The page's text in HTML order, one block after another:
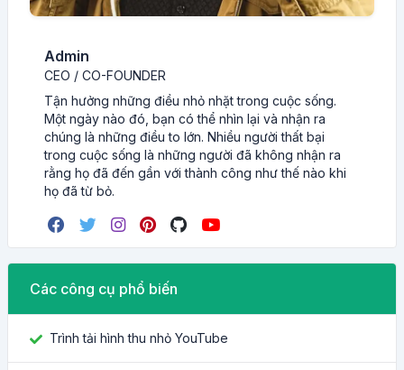
Admin
CEO / CO-FOUNDER
Tận hưởng những điều nhỏ nhặt trong cuộc sống.
Một ngày nào đó, bạn có thể nhìn lại và nhận ra
chúng là những điều to lớn. Nhiều người thất bại
trong cuộc sống là những người đã không nhận ra
rằng họ đã đến gần với thành công như thế nào khi
họ đã từ bỏ.
Các công cụ phổ biến
Trình tải hình thu nhỏ YouTube